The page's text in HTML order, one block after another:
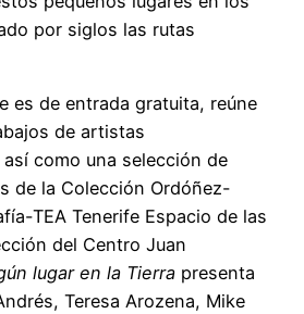
por siglos las rutas
es de entrada gratuita, reúne
de artistas
como una selección de
de la Colección Ordóñez-
TEA Tenerife Espacio de las
del Centro Juan
lugar en la Tierra presenta
Teresa Arozena, Mike